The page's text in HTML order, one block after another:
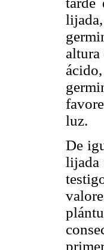
altura
luz.
De
lijada